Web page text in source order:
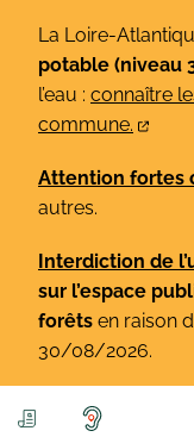
contenu
La Loire-
potable (niveau
l’eau : connaître
commune.
Attention fortes
autres.
Interdiction de
sur l’espace
forêts en raison
30/08/2026.